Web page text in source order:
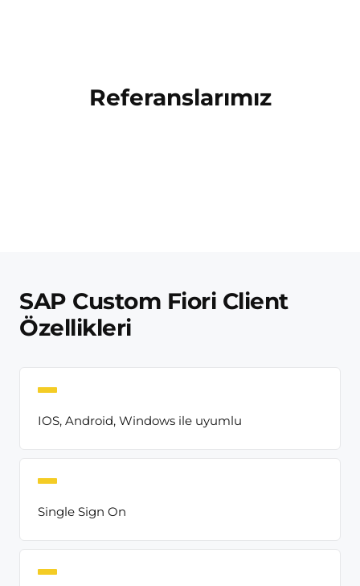
Referanslarımız
SAP Custom Fiori Client
Özellikleri
IOS, Android, Windows ile uyumlu
Single Sign On